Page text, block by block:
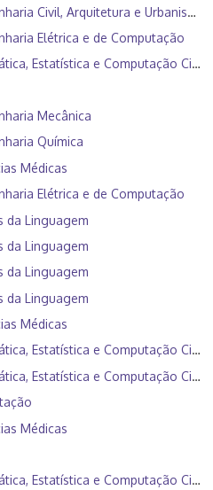
Civil, Arquitetura e Urbanismo
Elétrica e de Computação
Estatística e Computação Científica
Mecânica
Química
Médicas
Elétrica e de Computação
da Linguagem
da Linguagem
da Linguagem
da Linguagem
Médicas
Estatística e Computação Científica
Estatística e Computação Científica
Médicas
Estatística e Computação Científica